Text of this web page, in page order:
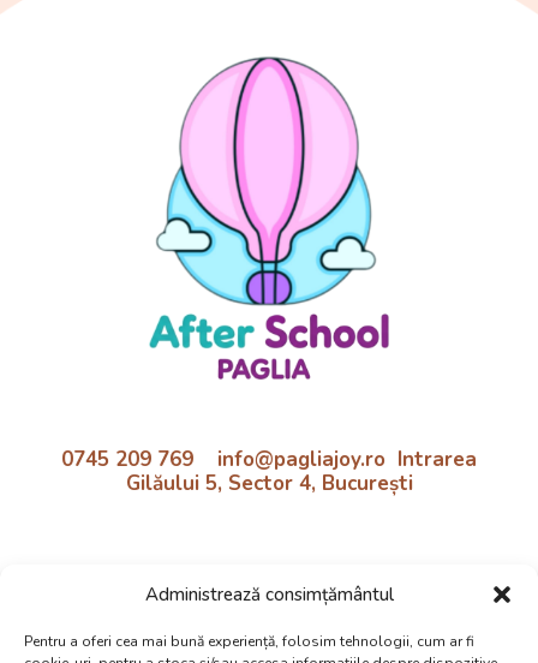
Administrează consimțământul
Pentru a oferi cea mai bună experiență, folosim tehnologii, cum ar fi
0745 209 769 info@pagliajoy.ro Intrarea
Gilăului 5, Sector 4, București
Luni - Vineri | 11:30 - 18:30